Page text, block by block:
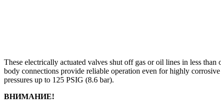
These electrically actuated valves shut off gas or oil lines in less
body connections provide reliable operation even for highly
pressures up to 125 PSIG (8.6 bar).
ВНИМАНИЕ!